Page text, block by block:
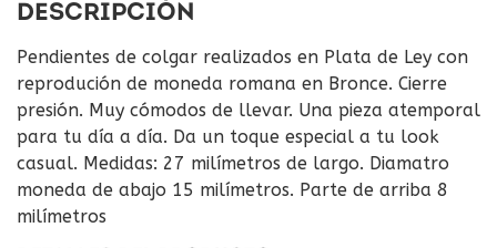
DESCRIPCIÓN
Pendientes de colgar realizados en Plata de Ley con
reprodución de moneda romana en Bronce. Cierre
presión. Muy cómodos de llevar. Una pieza atemporal
para tu día a día. Da un toque especial a tu look
casual. Medidas: 27 milímetros de largo. Diamatro
moneda de abajo 15 milímetros. Parte de arriba 8
milímetros